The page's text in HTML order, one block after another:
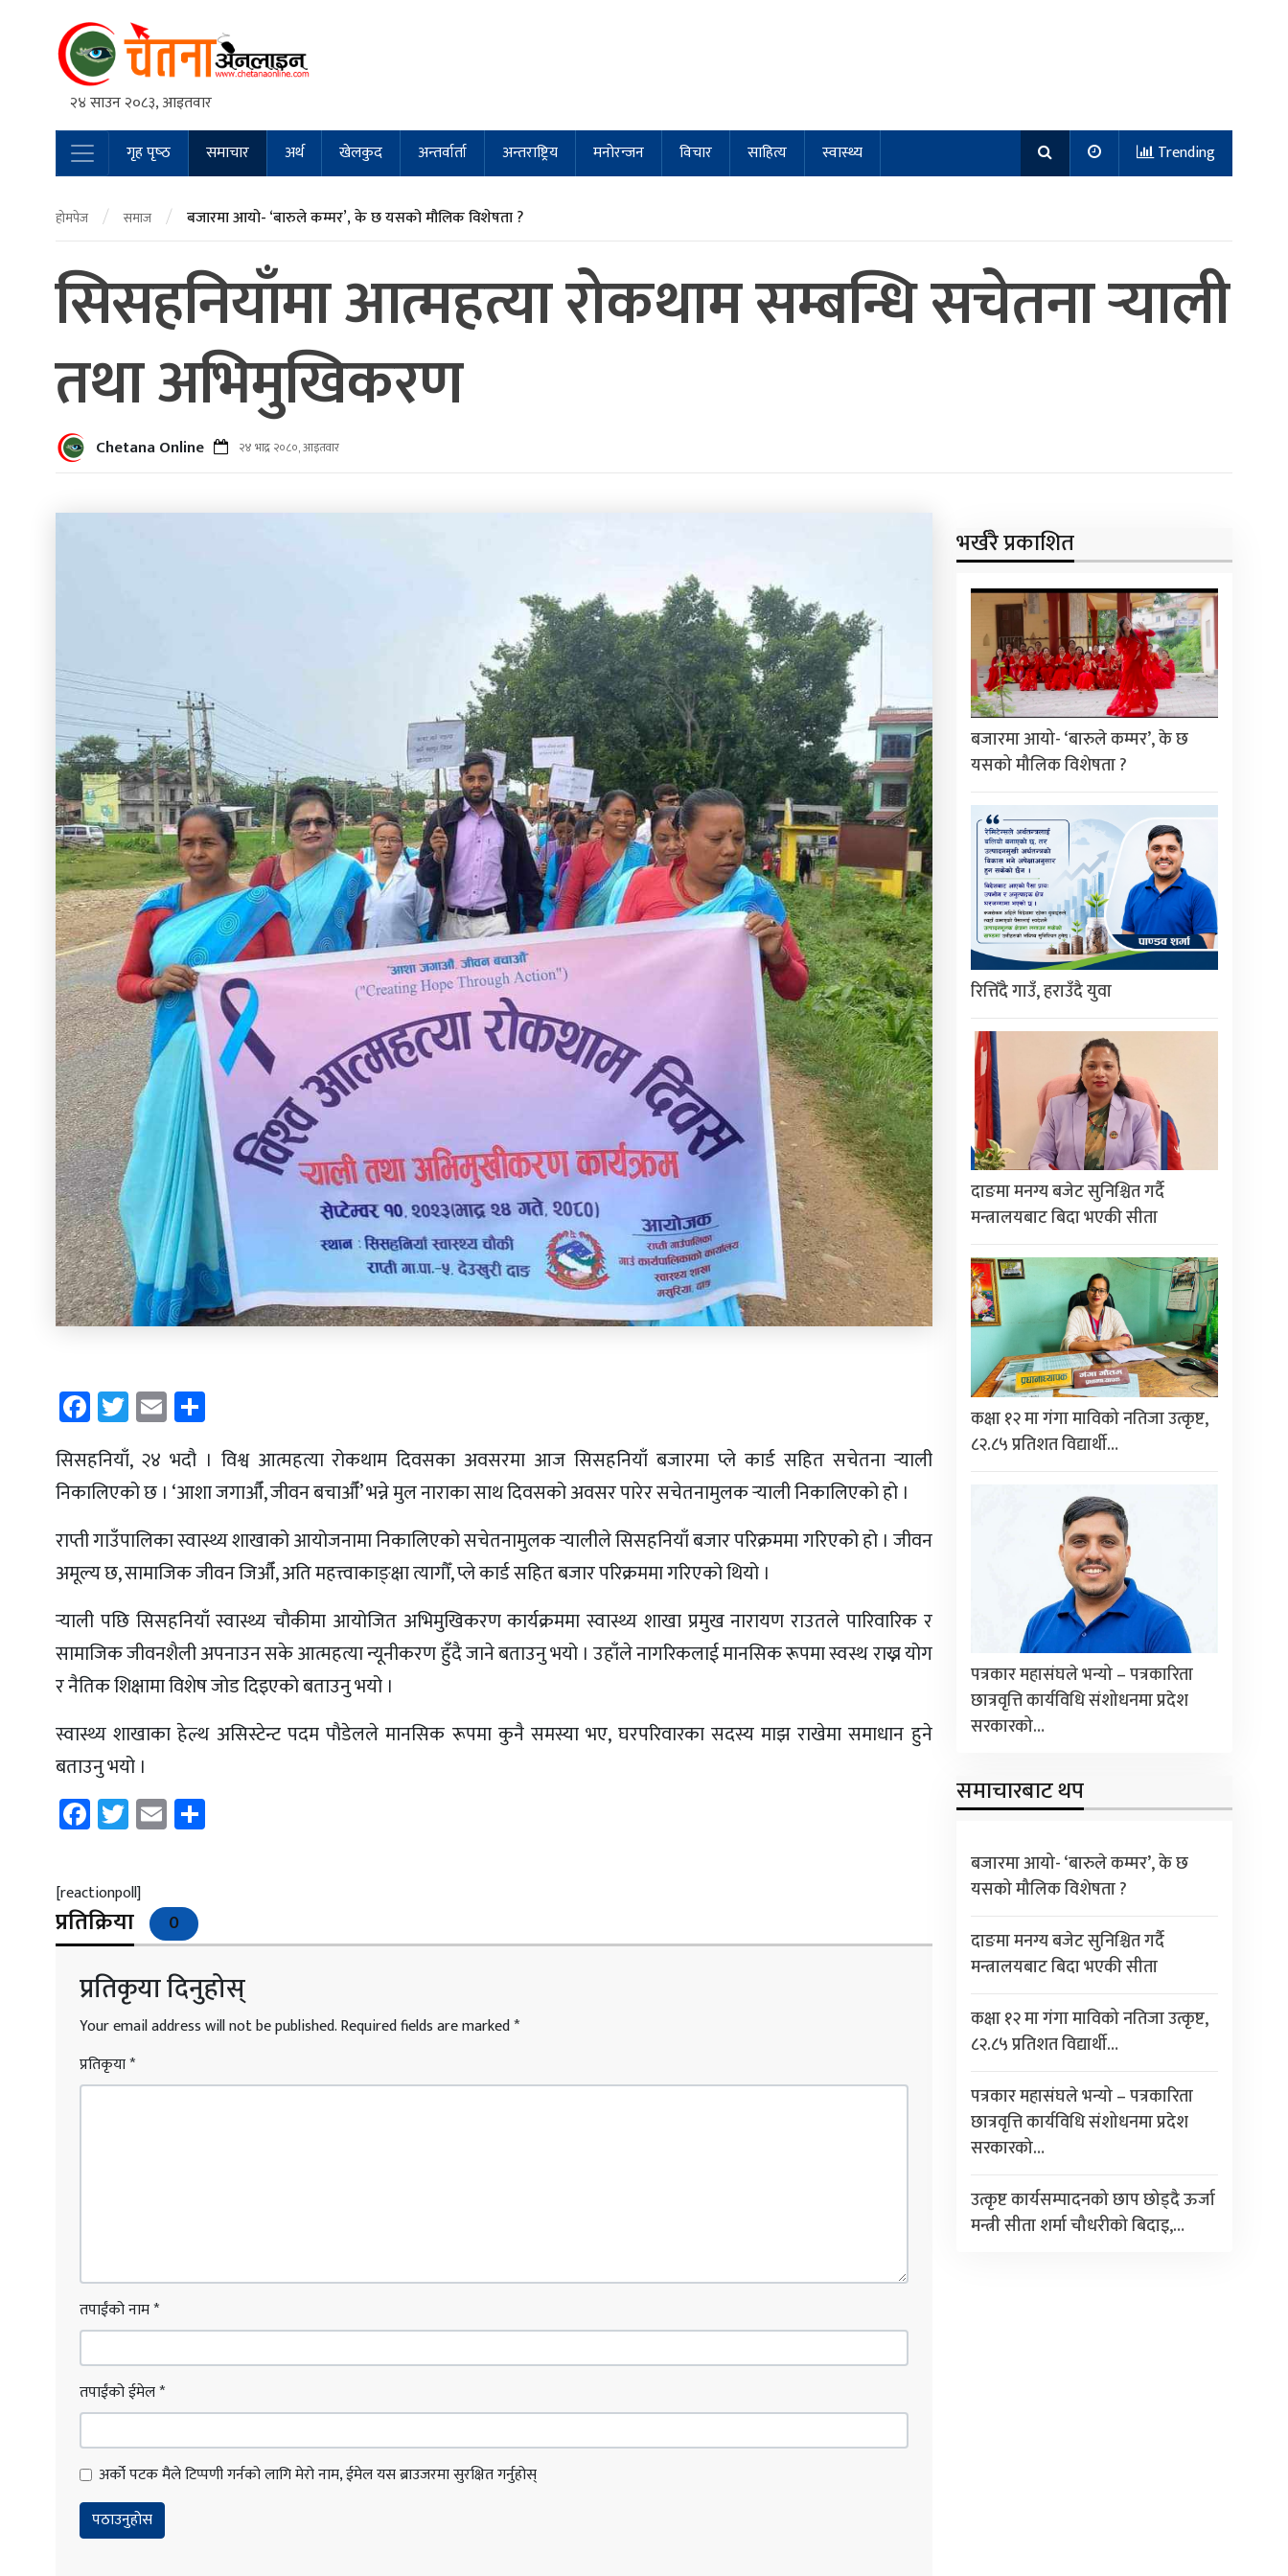
२४ साउन २०८३, आइतवार
Main Navigation
गृह पृष्‍ठ समाचार अर्थ खेलकुद अन्तर्वार्ता अन्तराष्ट्रिय मनोरन्जन विचार साहित्य स्वास्थ्य Trending
होमपेज / समाज / बजारमा आयो- ‘बारुले कम्मर’, के छ यसको मौलिक विशेषता ?
सिसहनियाँमा आत्महत्या रोकथाम सम्बन्धि सचेतना र्‍याली
तथा अभिमुखिकरण
Chetana Online २४ भाद्र २०८०, आइतवार
Facebook
Twitter
Email
सिसहनियाँ, २४ भदाै । विश्व आत्महत्या रोकथाम दिवसका अवसरमा आज सिसहनियाँ बजारमा प्ले कार्ड सहित सचेतना र्‍याली
निकालिएको छ । ‘आशा जगाऔँ, जीवन बचाऔँ’ भन्ने मुल नाराका साथ दिवसको अवसर पारेर सचेतनामुलक र्‍याली निकालिएको हो ।
राप्ती गाउँपालिका स्वास्थ्य शाखाको आयोजनामा निकालिएको सचेतनामुलक र्‍यालीले सिसहनियाँ बजार परिक्रममा गरिएको हो । जीवन
अमूल्य छ, सामाजिक जीवन जिऔँ, अति महत्त्वाकाङ्क्षा त्यागौँ, प्ले कार्ड सहित बजार परिक्रममा गरिएको थियो ।
र्‍याली पछि सिसहनियाँ स्वास्थ्य चाैकीमा आयोजित अभिमुखिकरण कार्यक्रममा स्वास्थ्य शाखा प्रमुख नारायण राउतले पारिवारिक र
सामाजिक जीवनशैली अपनाउन सके आत्महत्या न्यूनीकरण हुँदै जाने बताउनु भयो । उहाँले नागरिकलाई मानसिक रूपमा स्वस्थ राख्न योग
र नैतिक शिक्षामा विशेष जोड दिइएको बताउनु भयो ।
स्वास्थ्य शाखाका हेल्थ असिस्टेन्ट पदम पाैडेलले मानसिक रूपमा कुनै समस्या भए, घरपरिवारका सदस्य माझ राखेमा समाधान हुने
बताउनु भयो ।
Facebook
Twitter
Email
[reactionpoll]
प्रतिक्रिया 0
प्रतिकृया दिनुहोस्
Your email address will not be published.Required fields are marked*
प्रतिकृया*
तपाईंको नाम*
तपाईंको ईमेल*
अर्को पटक मैले टिप्पणी गर्नको लागि मेरो नाम, ईमेल यस ब्राउजरमा सुरक्षित गर्नुहोस्
भर्खरै प्रकाशित
बजारमा आयो- ‘बारुले कम्मर’, के छ
यसको मौलिक विशेषता ?
रित्तिँदै गाउँ, हराउँदै युवा
दाङमा मनग्य बजेट सुनिश्चित गर्दै
मन्त्रालयबाट बिदा भएकी सीता
कक्षा १२ मा गंगा माविको नतिजा उत्कृष्ट,
८२.८५ प्रतिशत विद्यार्थी…
पत्रकार महासंघले भन्यो – पत्रकारिता
छात्रवृत्ति कार्यविधि संशोधनमा प्रदेश
सरकारको…
समाचारबाट थप
बजारमा आयो- ‘बारुले कम्मर’, के छ
यसको मौलिक विशेषता ?
दाङमा मनग्य बजेट सुनिश्चित गर्दै
मन्त्रालयबाट बिदा भएकी सीता
कक्षा १२ मा गंगा माविको नतिजा उत्कृष्ट,
८२.८५ प्रतिशत विद्यार्थी…
पत्रकार महासंघले भन्यो – पत्रकारिता
छात्रवृत्ति कार्यविधि संशोधनमा प्रदेश
सरकारको…
उत्कृष्ट कार्यसम्पादनको छाप छोड्दै ऊर्जा
मन्त्री सीता शर्मा चौधरीको बिदाइ,…